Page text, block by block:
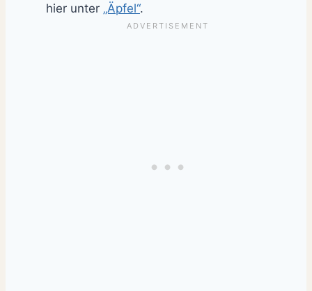
hier unter „Äpfel“.